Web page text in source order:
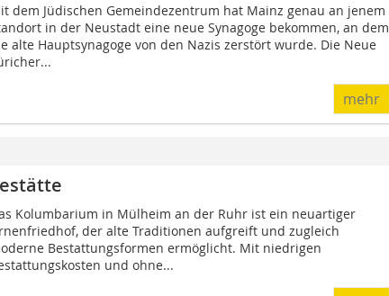
dem Jüdischen Gemeindezentrum hat Mainz genau an jenem
in der Neustadt eine neue Synagoge bekommen, an dem
alte Hauptsynagoge von den Nazis zerstört wurde. Die Neue
mehr
Kolumbarium in Mülheim an der Ruhr ist ein neuartiger
der alte Traditionen aufgreift und zugleich
Bestattungsformen ermöglicht. Mit niedrigen
und ohne...